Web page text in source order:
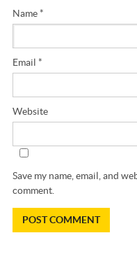
Name*
Email *
Website
Save my name, email, and
comment.